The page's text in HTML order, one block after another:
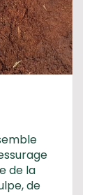
de la
de